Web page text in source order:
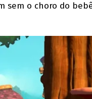
sem o choro do